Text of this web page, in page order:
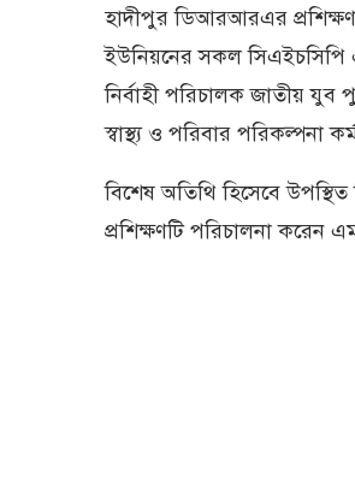
হাদীপুর ডিআরআরএর প্রশিক্ষণ
ইউনিয়নের সকল
নির্বাহী পরিচালক জাতীয় যুব
স্বাস্থ্য ও পরিবার পরিকল্পনা
বিশেষ অতিথি হিসেবে
প্রশিক্ষণটি পরিচালনা করেন